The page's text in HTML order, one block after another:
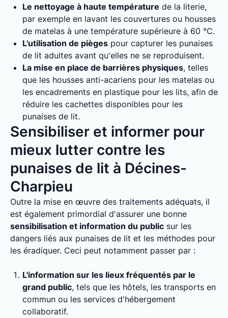
Le nettoyage à haute température de la literie,
par exemple en lavant les couvertures ou housses
de matelas à une température supérieure à 60 °C.
L'utilisation de pièges pour capturer les punaises
de lit adultes avant qu'elles ne se reproduisent.
La mise en place de barrières physiques, telles
que les housses anti-acariens pour les matelas ou
les encadrements en plastique pour les lits, afin de
réduire les cachettes disponibles pour les
punaises de lit.
Sensibiliser et informer pour
mieux lutter contre les
punaises de lit à Décines-
Charpieu
Outre la mise en œuvre des traitements adéquats, il
est également primordial d'assurer une bonne
sensibilisation et information du public sur les
dangers liés aux punaises de lit et les méthodes pour
les éradiquer. Ceci peut notamment passer par :
L'information sur les lieux fréquentés par le
grand public, tels que les hôtels, les transports en
commun ou les services d'hébergement
collaboratif.